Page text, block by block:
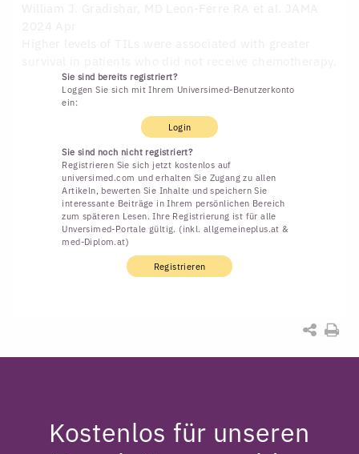
Sie sind bereits registriert?
Loggen Sie sich mit Ihrem Universimed-Benutzerkonto
ein:
Login
Sie sind noch nicht registriert?
Registrieren Sie sich jetzt kostenlos auf
universimed.com und erhalten Sie Zugang zu allen
Artikeln, bewerten Sie Inhalte und speichern Sie
interessante Beiträge in Ihrem persönlichen Bereich
zum späteren Lesen. Ihre Registrierung ist für alle
Unversimed-Portale gültig. (inkl. allgemeineplus.at &
med-Diplom.at)
Registrieren
Kostenlos für unseren